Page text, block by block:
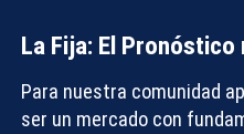
La Fija: El Pronóstico
Para nuestra comunidad
ser un mercado con